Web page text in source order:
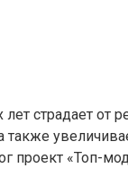
страдает
«Топ-